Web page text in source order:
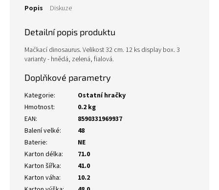
Popis Diskuze
Detailní popis produktu
Mačkací dinosaurus. Velikost 32 cm. 12 ks display box. 3
varianty - hnědá, zelená, fialová.
Doplňkové parametry
Kategorie:
Ostatní hračky
Hmotnost:
0.2 kg
EAN:
8590331969937
Balení velké:
48
Baterie:
NE
Karton délka:
71.0
Karton šířka:
41.0
Karton váha:
10.2